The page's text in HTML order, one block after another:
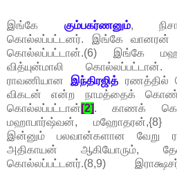
இங்கே கும்பகர்ணனும்,
கொல்லப்பட்டனர். இங்கே வானரன்
கொல்லப்பட்டான்.(6) இங்கே
வித்யுன்மாலி
ராவணியான இந்திரஜித்ரணத்தில்
விகடன் என்ற நாமத்தைக்
கொல்லப்பட்டான் [2]. காணக்
மஹாபார்ஷ்வன், மஹோதரன்,{8}
இன்னும் பலவான்களான வேறு
அதிகாயன் ஆகியோரும்,
கொல்லப்பட்டனர்.(8,9)